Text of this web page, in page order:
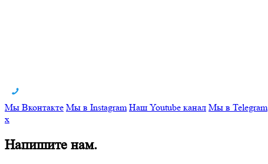
Мы Вконтакте Мы в Instagram Наш Youtube канал Мы в Telegram
x
Напишите нам.